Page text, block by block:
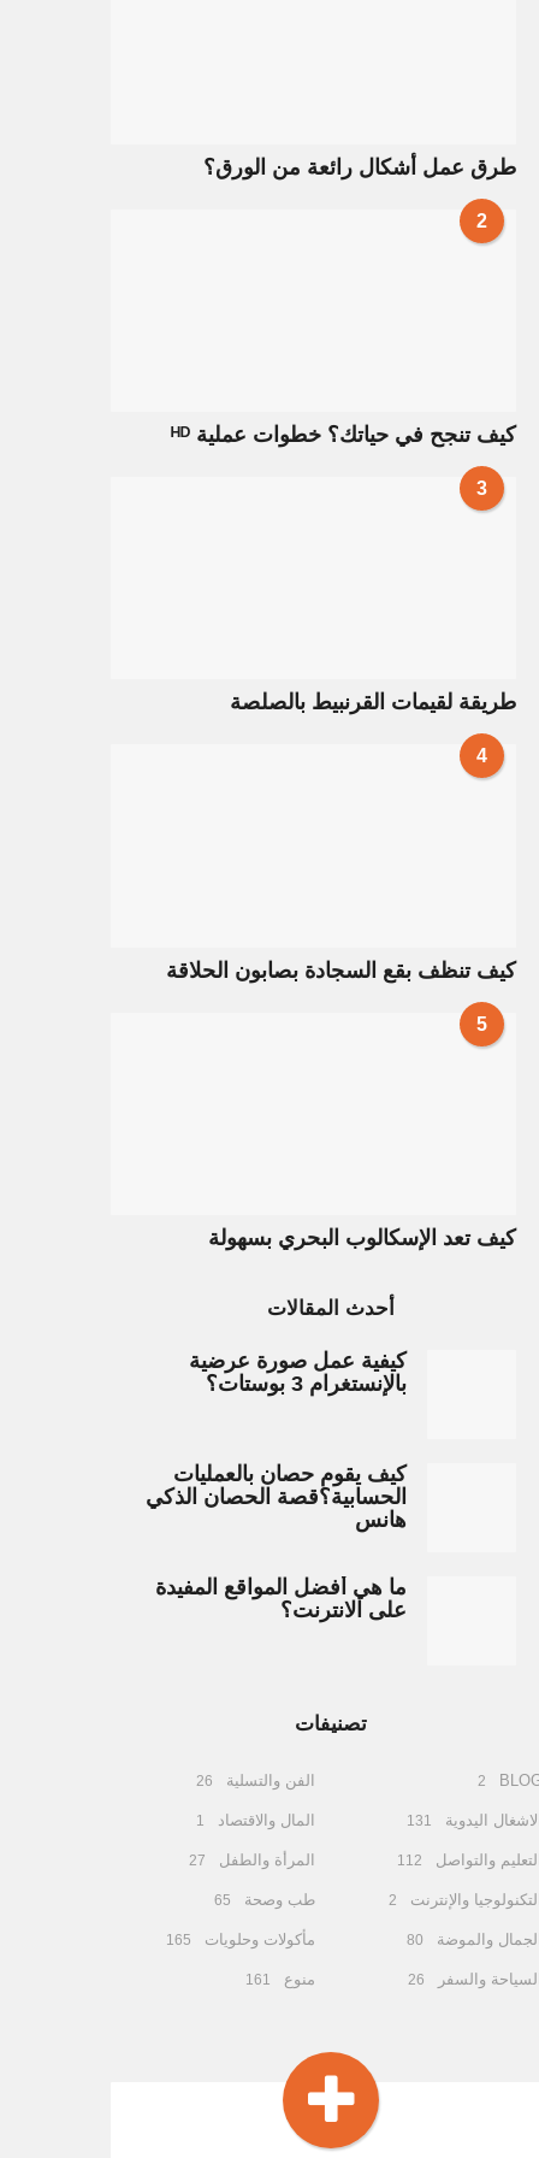
طرق عمل أشكال رائعة من الورق؟
2
كيف تنجح في حياتك؟ خطوات عملية ᴴᴰ
3
طريقة لقيمات القرنبيط بالصلصة
4
كيف تنظف بقع السجادة بصابون الحلاقة
5
كيف تعد الإسكالوب البحري بسهولة
أحدث المقالات
كيفية عمل صورة عرضية
بالإنستغرام 3 بوستات؟
كيف يقوم حصان بالعمليات
الحسابية؟قصة الحصان الذكي
هانس
ما هي أفضل المواقع المفيدة
على الانترنت؟
تصنيفات
2
الاشغال اليدوية 131
التعليم والتواصل 112
التكنولوجيا والإنترنت 2
الجمال والموضة 80
السياحة والسفر 26
الفن والتسلية 26
المال والاقتصاد 1
المرأة والطفل 27
طب وصحة 65
مأكولات وحلويات 165
منوع 161